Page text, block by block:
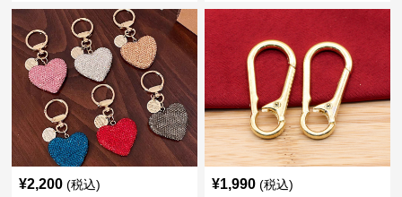
¥2,200 (税込) ¥1,990 (税込)